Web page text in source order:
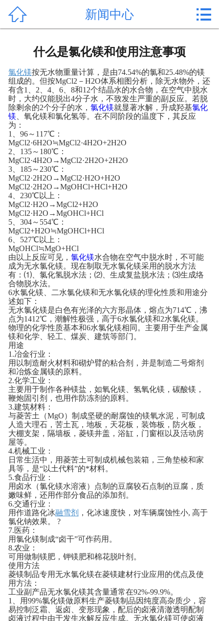
公司形象
公司简介
 新闻中心 
什么是氯化镁和使用注意事项
氯化镁按无水物重量计算，是由74.54%的氯和25.48%的镁
组成的。但按MgCl2－H2O体系相图分析，除无水物外，还
有含1、2、4、6、8和12个结晶水的水合物，在空气中脱水
时，大约仅能脱出4分子水，不致发生严重的副反应。若脱
除剩余的2个分子的水， 氯化镁就显著水解，升成羟基氯化
镁 、氧化镁和氯化氢等。在不同阶段的温度下，其反应
为：
1、96～117℃：
MgCl2·6H2O≒MgCl2·4H2O+2H2O
2、135～180℃：
MgCl2·4H2O→MgCl2·2H2O+2H2O
3、185～230℃：
MgCl2·2H2O→MgCl2·H2O+H2O
MgCl2·2H2O→MgOHCl+HCl+H2O
4、230℃以上：
MgCl2·H2O→MgCl2+H2O
MgCl2·H2O→MgOHCl+HCl
5、304～554℃：
MgCl2+H2O≒MgOHCl+HCl
6、527℃以上：
MgOHCl≒MgO+HCl
由以上反应可见， 氯化镁水合物在空气中脱水时，不可能
成为无水氯化镁。现在制取无水氯化镁采用的脱水方法
有：⑴、氯化氢脱水法；⑵、生成复盐脱水法；⑶生成络
合物脱水法。
6水氯化镁、二水氯化镁和无水氯化镁的理化性质和用途分
述如下：
无水氯化镁是白色有光泽的六方形晶体，熔点为714℃，沸
点为1412℃，潮解性极强，高于6水氯化镁和2水氯化镁。
物理的化学性质基本和6水氯化镁相同。主要用于生产金属
镁和化学、轻工、煤炭、建筑等部门。
用途
1.冶金行业：
用以制造耐火材料和砌炉臂的粘合剂，并是制造二号熔剂
和冶炼金属镁的原料。
2.化学工业：
主要用于制作各种镁盐，如氧化镁、氢氧化镁，碳酸镁，
鞭炮固引剂，也用作防冻剂的原料。
3.建筑材料：
与菱苦土（MgO）制成坚硬的耐腐蚀的镁氧水泥，可制成
人造大理石，苦土瓦，地板，天花板，装饰板，防火板，
大棚支架，隔墙板，菱镁井盖，浴缸，门窗框以及活动房
屋等。
4.机械工业：
日常生活中，用菱苦土可制成机械包装箱，三角垫棱和家
具等，是“以土代料”的*材料。
5.食品行业：
用卤水（氯化镁水溶液）点制的豆腐较石点制的豆腐，质
嫩味鲜，还用作部分食品的添加剂。
6.交通行业：
用作道路化冰融雪剂
，化冰速度快，对车辆腐蚀性小, 高于
氯化钠效果。 ?
7.医药：
用氯化镁制成“卤干”可作药用。
8.农业：
可用做制镁肥，钾镁肥和棉花脱叶剂。
使用方法
菱镁制品专用无水氯化镁在菱镁建材行业应用的优点及使
用方法：
工业副产品无水氯化镁其含量通常在92%-99.9%。
1、用99%氯化镁做原料生产菱镁制品因纯度高杂质少，容
易控制泛霜、返卤、变形现象，配后的卤液清澈透明配制
卤液过程中由于发生水解反应生成。无水氯化镁可使卤液